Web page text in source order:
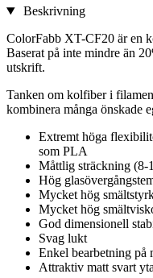
Beskrivning
ColorFabb XT-CF20 är en
Baserat på inte mindre än
utskrift.
Tanken om kolfiber i
kombinera många önskade
Extremt höga
som PLA
Måttlig sträckning (8-
Hög
Mycket hög
Mycket hög
God dimensionell
Svag lukt
Enkel bearbetning på
Attraktiv matt svart yta